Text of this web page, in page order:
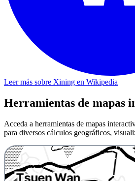
Leer más sobre Xining en Wikipedia
Herramientas de mapas
Acceda a herramientas de mapas
para diversos cálculos geográficos,